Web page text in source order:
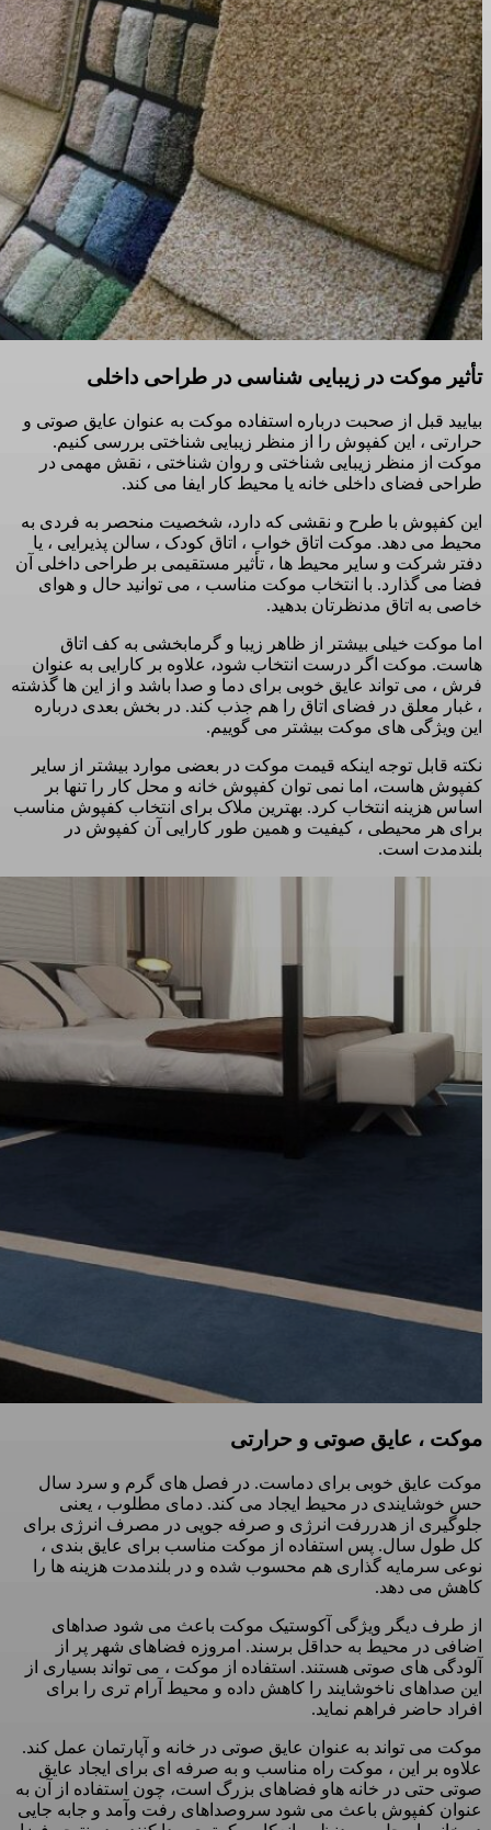
تأثیر موکت در زیبایی شناسی در طراحی داخلی
بیایید قبل از صحبت درباره استفاده موکت به عنوان عایق صوتی و
حرارتی ، این کفپوش را از منظر زیبایی شناختی بررسی کنیم.
موکت از منظر زیبایی شناختی و روان شناختی ، نقش مهمی در
طراحی فضای داخلی خانه یا محیط کار ایفا می کند.
این کفپوش با طرح و نقشی که دارد، شخصیت منحصر به فردی به
محیط می دهد. موکت اتاق خواب ، اتاق کودک ، سالن پذیرایی ، یا
دفتر شرکت و سایر محیط ها ، تأثیر مستقیمی بر طراحی داخلی آن
فضا می گذارد. با انتخاب موکت مناسب ، می توانید حال و هوای
خاصی به اتاق مدنظرتان بدهید.
اما موکت خیلی بیشتر از ظاهر زیبا و گرمابخشی به کف اتاق
هاست. موکت اگر درست انتخاب شود، علاوه بر کارایی به عنوان
فرش ، می تواند عایق خوبی برای دما و صدا باشد و از این ها گذشته
، غبار معلق در فضای اتاق را هم جذب کند. در بخش بعدی درباره
این ویژگی های موکت بیشتر می گوییم.
نکته قابل توجه اینکه قیمت موکت در بعضی موارد بیشتر از سایر
کفپوش هاست، اما نمی توان کفپوش خانه و محل کار را تنها بر
اساس هزینه انتخاب کرد. بهترین ملاک برای انتخاب کفپوش مناسب
برای هر محیطی ، کیفیت و همین طور کارایی آن کفپوش در
بلندمدت است.
موکت ، عایق صوتی و حرارتی
موکت عایق خوبی برای دماست. در فصل های گرم و سرد سال
حس خوشایندی در محیط ایجاد می کند. دمای مطلوب ، یعنی
جلوگیری از هدررفت انرژی و صرفه جویی در مصرف انرژی برای
کل طول سال. پس استفاده از موکت مناسب برای عایق بندی ،
نوعی سرمایه گذاری هم محسوب شده و در بلندمدت هزینه ها را
کاهش می دهد.
از طرف دیگر ویژگی آکوستیک موکت باعث می شود صداهای
اضافی در محیط به حداقل برسند. امروزه فضاهای شهر پر از
آلودگی های صوتی هستند. استفاده از موکت ، می تواند بسیاری از
این صداهای ناخوشایند را کاهش داده و محیط آرام تری را برای
افراد حاضر فراهم نماید.
موکت می تواند به عنوان عایق صوتی در خانه و آپارتمان عمل کند.
علاوه بر این ، موکت راه مناسب و به صرفه ای برای ایجاد عایق
صوتی حتی در خانه هاو فضاهای بزرگ است، چون استفاده از آن به
عنوان کفپوش باعث می شود سروصداهای رفت وآمد و جابه جایی